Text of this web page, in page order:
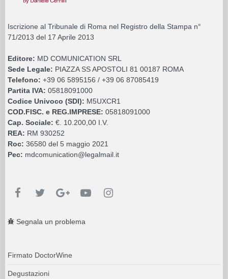
Iscrizione al Tribunale di Roma nel Registro della Stampa n°
71/2013 del 17 Aprile 2013
Editore: MD COMUNICATION SRL
Sede Legale: PIAZZA SS APOSTOLI 81 00187 ROMA
Telefono: +39 06 5895156 / +39 06 87085419
Partita IVA: 05818091000
Codice Univoco (SDI): M5UXCR1
COD.FISC. e REG.IMPRESE: 05818091000
Cap. Sociale: €. 10.200,00 I.V.
REA: RM 930252
Roc: 36580 del 5 maggio 2021
Pec: mdcomunication@legalmail.it
Segnala un problema
Firmato DoctorWine
Degustazioni